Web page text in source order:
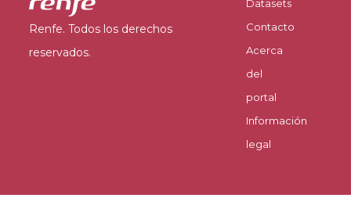
Renfe. Todos los derechos
reservados.
Datasets
Contacto
Acerca
del
portal
Información
legal